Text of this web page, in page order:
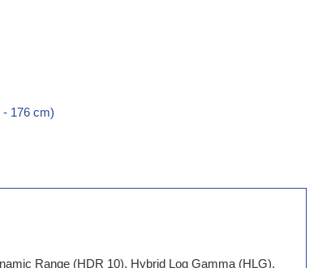
- 176 cm)
Range (HDR 10), Hybrid Log Gamma (HLG),